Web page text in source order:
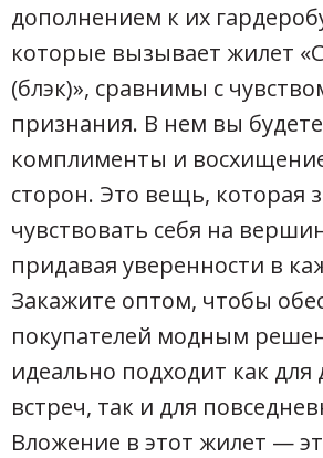
дополнением к их
которые вызывает жилет
(блэк)», сравнимы с
признания. В нем вы
комплименты и
сторон. Это вещь, которая
чувствовать себя на
придавая уверенности в
Закажите оптом, чтобы
покупателей модным
идеально подходит как для
встреч, так и для
Вложение в этот жилет —